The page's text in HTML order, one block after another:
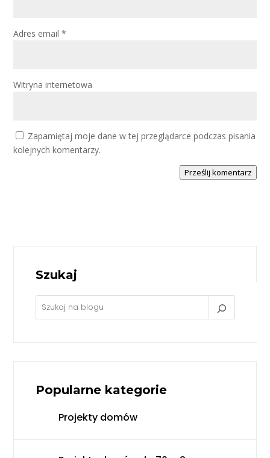
Adres email*
Witryna internetowa
Zapamiętaj moje dane w tej przeglądarce podczas pisania
kolejnych komentarzy.
Prześlij komentarz
Szukaj
Popularne kategorie
Projekty domów